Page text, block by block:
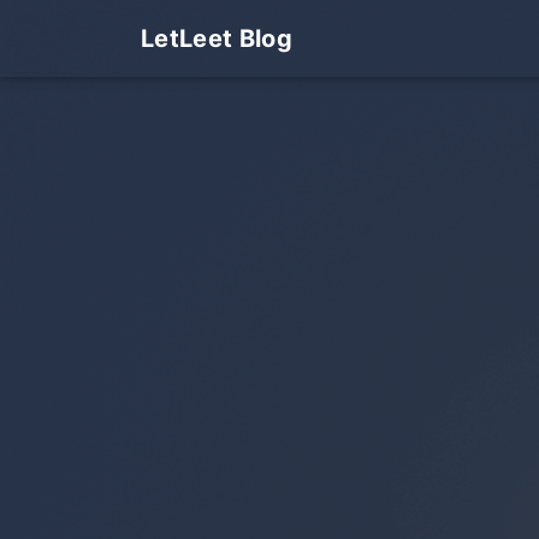
LetLeet Blog